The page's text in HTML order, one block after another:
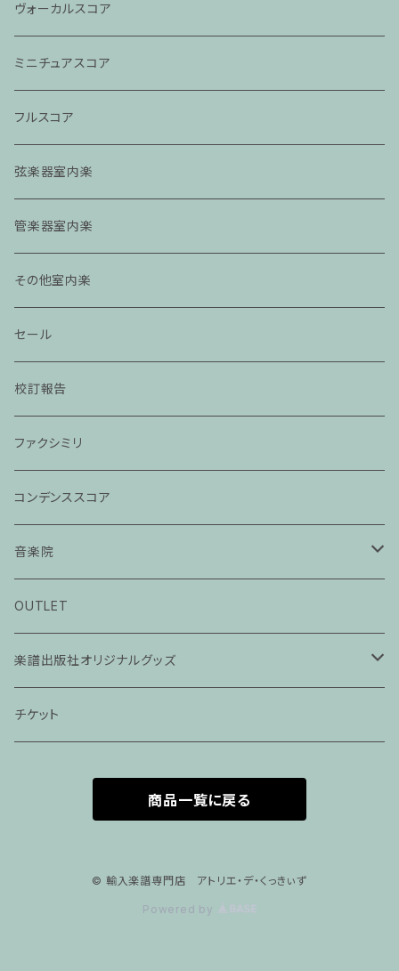
ヴォーカルスコア
ミニチュアスコア
フルスコア
弦楽器室内楽
管楽器室内楽
その他室内楽
セール
校訂報告
ファクシミリ
コンデンススコア
音楽院
ピアノ科３０分レッスン
ピアノ科４５分レッスン
家族割プラン
家族割適用プラン2
声楽ピアノ４５分レッスン
ヴァイオリンピアノ６０分レッスン
OUTLET
楽譜出版社オリジナルグッズ
アパレル
チケット
商品一覧に戻る
© 輸入楽譜専門店 アトリエ・デ・くっきぃず
Powered by